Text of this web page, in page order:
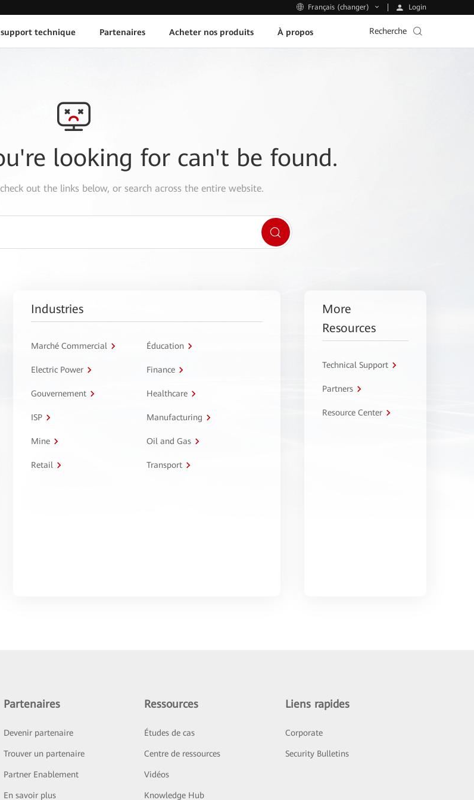
Français (changer) Login
technique Partenaires Acheter nos produits À propos Recherche
looking for can't be found.
out the links below, or search across the entire website.
Industries
Marché Commercial Éducation
Electric Power Finance
Gouvernement Healthcare
ISP Manufacturing
Mine Oil and Gas
Retail Transport
More
Resources
Technical Support
Partners
Resource Center
Partenaires
Devenir partenaire
Trouver un partenaire
Partner Enablement
En savoir plus
Ressources
Études de cas
Centre de ressources
Vidéos
Knowledge Hub
Liens rapides
Corporate
Security Bulletins